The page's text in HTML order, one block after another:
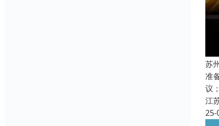
苏
准
议
江
25-